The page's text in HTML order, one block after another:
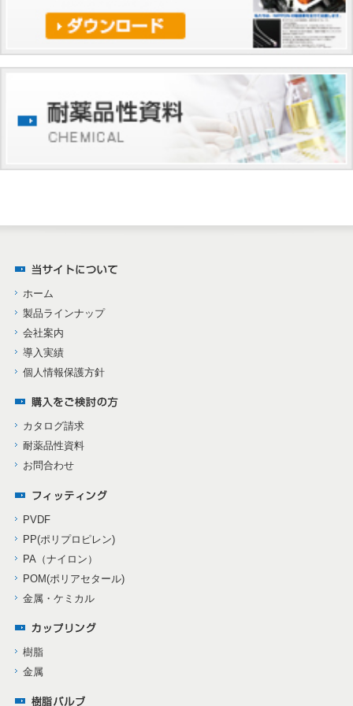
ホーム
製品ラインナップ
会社案内
導入実績
個人情報保護方針
カタログ請求
耐薬品性資料
お問合わせ
PVDF
PP(ポリプロピレン)
PA（ナイロン）
POM(ポリアセタール)
金属・ケミカル
樹脂
金属